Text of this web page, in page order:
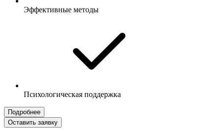
Эффективные методы
Психологическая поддержка
Подробнее
Оставить заявку